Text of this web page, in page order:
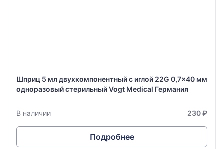
Шприц 5 мл двухкомпонентный с иглой 22G 0,7x40 мм
одноразовый стерильный Vogt Medical Германия
В наличии 230 ₽
Подробнее